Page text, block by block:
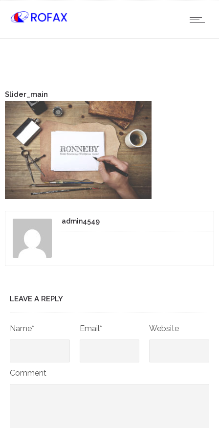
Slider_main
admin4549
LEAVE A REPLY
Name* Email* Website
Comment